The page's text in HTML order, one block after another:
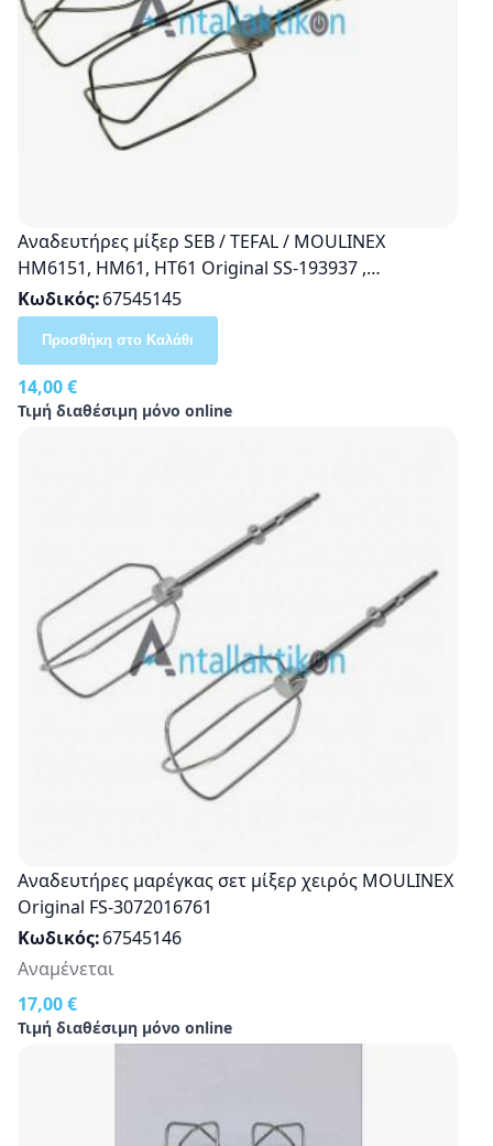
Αναδευτήρες μίξερ SEB / TEFAL / MOULINEX
HM6151, HM61, HT61 Οriginal SS-193937 ,
1500193937
Κωδικός 67545145
14,00 €
Τιμή διαθέσιμη μόνο online
Προσθήκη στο Καλάθι
Αναδευτήρες μαρέγκας σετ μίξερ χειρός MOULINEX
Original FS-3072016761
Κωδικός 67545146
17,00 €
Τιμή διαθέσιμη μόνο online
Αναμένεται